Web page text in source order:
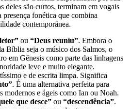
deles são curtos, terminam em vogais
presença fonética que combina
contemporânea.
ou “Deus reuniu”. Embora o
Bíblia seja o músico dos Salmos, o
em Gênesis como parte das linhagens
leve e muito elegante.
e de escrita limpa. Significa
. É uma alternativa perfeita para
modernos e ágeis como Ian ou Noah.
que desce” ou “descendência”.